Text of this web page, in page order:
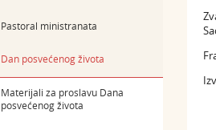
Pastoral ministranata
Dan posvećenog života
Materijali za proslavu Dana
posvećenog života